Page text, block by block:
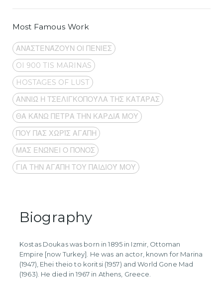
Most Famous Work
ΑΝΑΣΤΕΝΆΖΟΥΝ ΟΙ ΠΕΝΙΈΣ
OI 900 TIS MARINAS
HOSTAGES OF LUST
ΑΝΝΙΏ Η ΤΣΕΛΙΓΚΟΠΟΎΛΑ ΤΗΣ ΚΑΤΆΡΑΣ
ΘΑ ΚΆΝΩ ΠΈΤΡΑ ΤΗΝ ΚΑΡΔΙΆ ΜΟΥ
ΠΟΥ ΠΑΣ ΧΩΡΊΣ ΑΓΆΠΗ
ΜΑΣ ΕΝΏΝΕΙ Ο ΠΌΝΟΣ
ΓΙΑ ΤΗΝ ΑΓΆΠΗ ΤΟΥ ΠΑΙΔΙΟΎ ΜΟΥ
Biography
Kostas Doukas was born in 1895 in Izmir, Ottoman
Empire [now Turkey]. He was an actor, known for Marina
(1947), Ehei theio to koritsi (1957) and World Gone Mad
(1963). He died in 1967 in Athens, Greece.